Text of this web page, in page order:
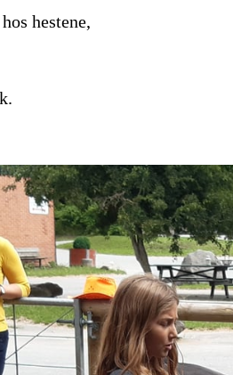
hestene,